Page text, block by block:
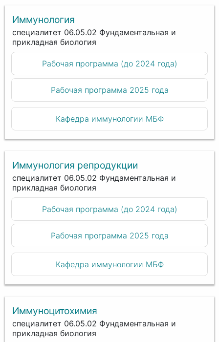
Иммунология
специалитет 06.05.02 Фундаментальная и
прикладная биология
Рабочая программа (до 2024 года)
Рабочая программа 2025 года
Кафедра иммунологии МБФ
Иммунология репродукции
специалитет 06.05.02 Фундаментальная и
прикладная биология
Рабочая программа (до 2024 года)
Рабочая программа 2025 года
Кафедра иммунологии МБФ
Иммуноцитохимия
специалитет 06.05.02 Фундаментальная и
прикладная биология